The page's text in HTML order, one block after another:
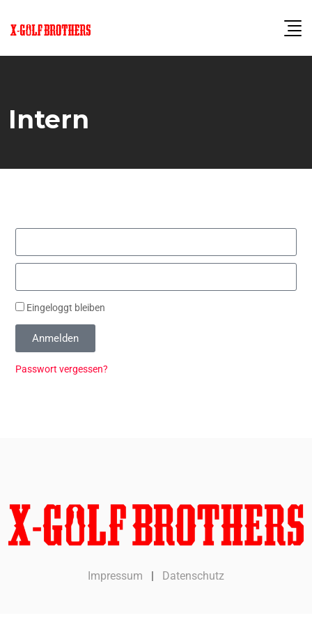
Intern
Eingeloggt bleiben
Anmelden
Passwort vergessen?
Impressum | Datenschutz